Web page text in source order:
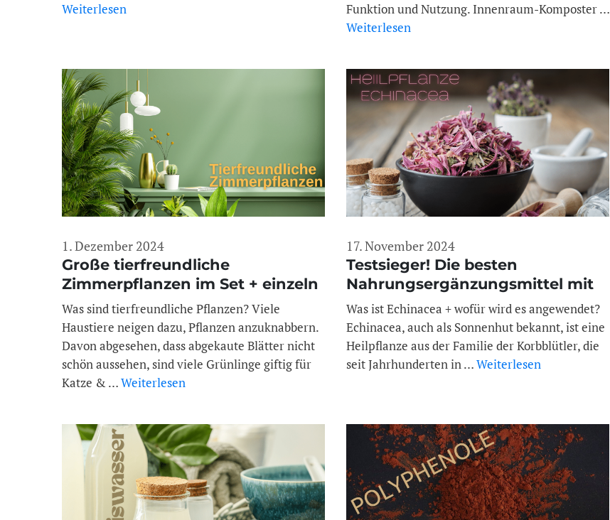
Weiterlesen
Funktion und Nutzung. Innenraum-Komposter …
Weiterlesen
Große tierfreundliche
Zimmerpflanzen im Set + einzeln
kaufen
1. Dezember 2024
Was sind tierfreundliche Pflanzen? Viele
Haustiere neigen dazu, Pflanzen anzuknabbern.
Davon abgesehen, dass abgekaute Blätter nicht
schön aussehen, sind viele Grünlinge giftig für
Katze & …Weiterlesen
Testsieger! Die besten
Nahrungsergänzungsmittel mit
Echinacea | Wirkung,
Nebenwirkungen + Anwendung
17. November 2024
Was ist Echinacea + wofür wird es angewendet?
Echinacea, auch als Sonnenhut bekannt, ist eine
Heilpflanze aus der Familie der Korbblütler, die
seit Jahrhunderten in …Weiterlesen